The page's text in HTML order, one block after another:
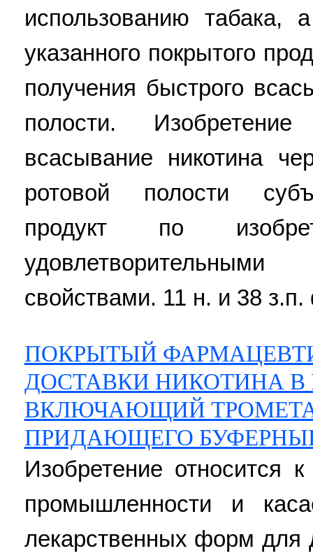
использованию табака,
указанного покрытого
получения быстрого
полости.
всасывание никотина
ротовой полости
продукт по
свойствами. 11 н. и 38
ПОКРЫТЫЙ
ДОСТАВКИ НИКОТИНА
ВКЛЮЧАЮЩИЙ
ПРИДАЮЩЕГО
Изобретение относится
промышленности и
лекарственных форм для